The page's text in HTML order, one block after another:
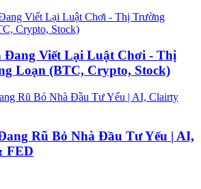
Đang Viết Lại Luật Chơi - Thị
Loạn (BTC, Crypto, Stock)
Rũ Bỏ Nhà Đầu Tư Yếu | AI,
FED